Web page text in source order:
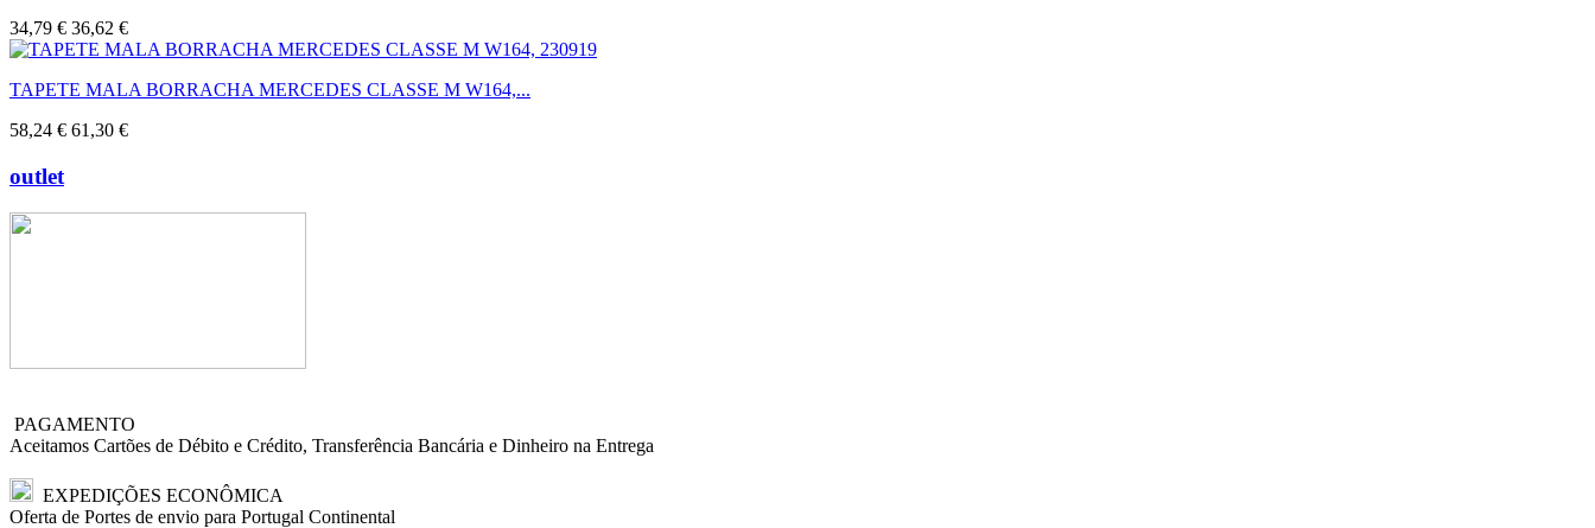
34,79 € 36,62 €
TAPETE MALA BORRACHA MERCEDES CLASSE M W164,...
58,24 € 61,30 €
outlet
PAGAMENTO
Aceitamos Cartões de Débito e Crédito, Transferência Bancária e Dinheiro na Entrega
EXPEDIÇÕES ECONÔMICA
Oferta de Portes de envio para Portugal Continental